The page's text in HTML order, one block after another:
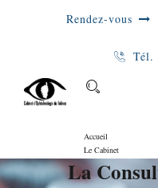
Rendez-vous
Accueil
Le Cabinet
L’équipe
Le Plateau
La